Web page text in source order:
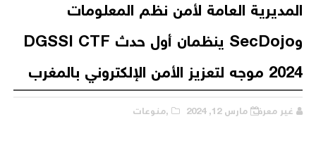
المديرية العامة لأمن نظم المعلومات
وSecDojo ينظمان أول حدث DGSSI CTF
2024 موجه لتعزيز الأمن الإلكتروني بالمغرب
غير معرف مارس 12, 2024 ,منوعات